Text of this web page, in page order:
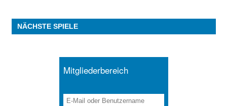
NÄCHSTE SPIELE